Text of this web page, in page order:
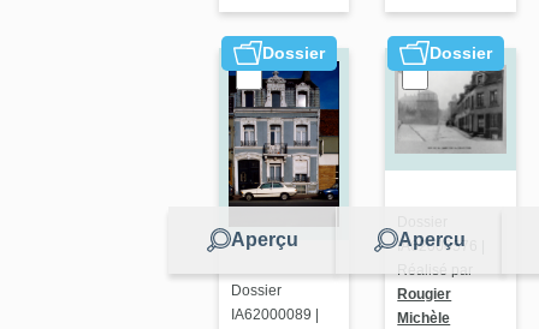
Dossier
Aperçu
Dossier
IA62000089 |
Dossier
Aperçu
IA62000576 |
Rougier
Michèle